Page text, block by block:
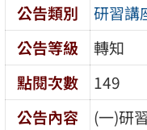
公告類別
研習講
公告等級
轉知
點閱次數
149
公告內容
(一)研